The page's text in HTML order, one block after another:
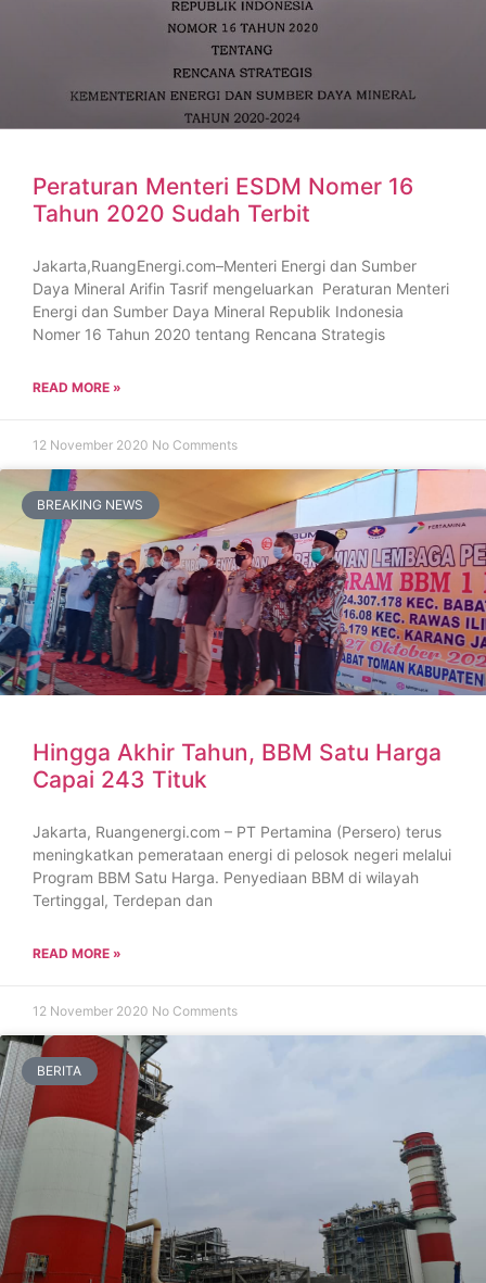
Peraturan Menteri ESDM Nomer 16
Tahun 2020 Sudah Terbit
Jakarta,RuangEnergi.com–Menteri Energi dan Sumber
Daya Mineral Arifin Tasrif mengeluarkan Peraturan Menteri
Energi dan Sumber Daya Mineral Republik Indonesia
Nomer 16 Tahun 2020 tentang Rencana Strategis
READ MORE »
12 November 2020 No Comments
BREAKING NEWS
Hingga Akhir Tahun, BBM Satu Harga
Capai 243 Tituk
Jakarta, Ruangenergi.com – PT Pertamina (Persero) terus
meningkatkan pemerataan energi di pelosok negeri melalui
Program BBM Satu Harga. Penyediaan BBM di wilayah
Tertinggal, Terdepan dan
READ MORE »
12 November 2020 No Comments
BERITA